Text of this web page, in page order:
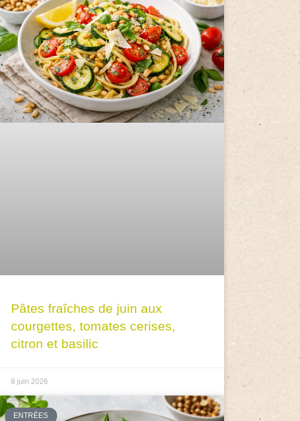
Pâtes fraîches de juin aux
courgettes, tomates cerises,
citron et basilic
8 juin 2026
ENTRÉES